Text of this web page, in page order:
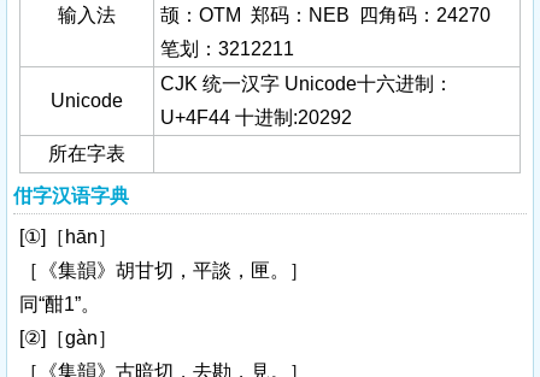
输入法
颉：OTM 郑码：NEB 四角码：24270
笔划：3212211
Unicode
CJK 统一汉字 Unicode十六进制：
U+4F44 十进制:20292
所在字表
佄字汉语字典
[①]［hān］
［《集韻》胡甘切，平談，匣。］
同“酣1”。
[②]［gàn］
［《集韻》古暗切，去勘，見。］